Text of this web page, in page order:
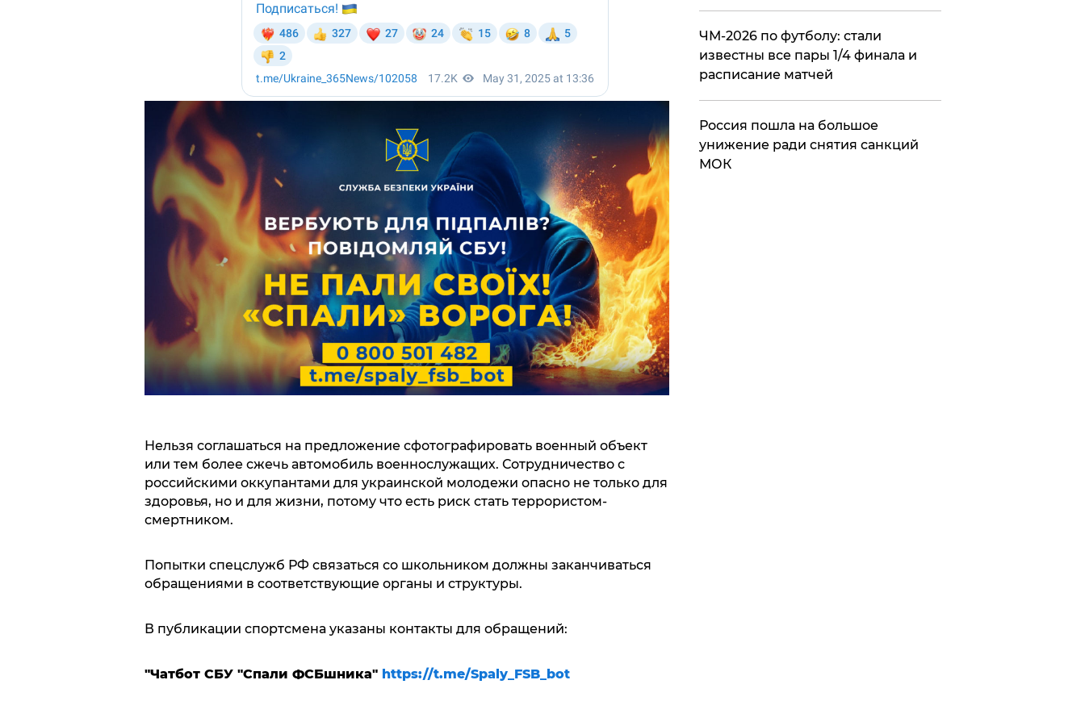
Нельзя соглашаться на предложение сфотографировать военный объект
или тем более сжечь автомобиль военнослужащих. Сотрудничество с
российскими оккупантами для украинской молодежи опасно не только для
здоровья, но и для жизни, потому что есть риск стать террористом-
смертником.
Попытки спецслужб РФ связаться со школьником должны заканчиваться
обращениями в соответствующие органы и структуры.
В публикации спортсмена указаны контакты для обращений:
"Чатбот СБУ "Спали ФСБшника" https://t.me/Spaly_FSB_bot
ЧМ-2026 по футболу: стали
известны все пары 1/4 финала и
расписание матчей
Россия пошла на большое
унижение ради снятия санкций
МОК